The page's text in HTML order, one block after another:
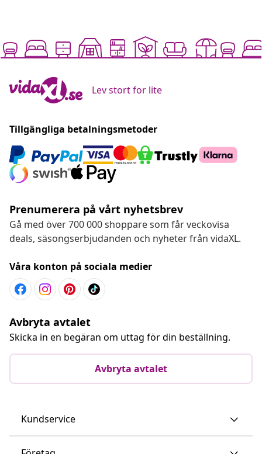
Lev stort for lite
Tillgängliga betalningsmetoder
Prenumerera på vårt nyhetsbrev
Gå med över 700 000 shoppare som får veckovisa
deals, säsongserbjudanden och nyheter från vidaXL.
Våra konton på sociala medier
Avbryta avtalet
Skicka in en begäran om uttag för din beställning.
Avbryta avtalet
Kundservice